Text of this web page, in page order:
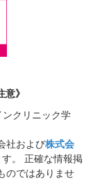
》
クリニック学
社および株式会
。 正確な情報掲
のではありませ